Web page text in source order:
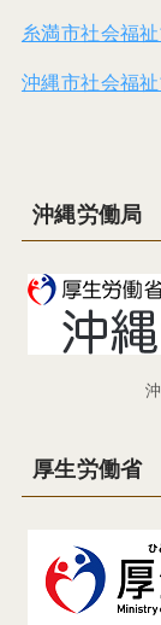
糸満市社会福
沖縄市社会福
沖縄労働局
厚生労働省